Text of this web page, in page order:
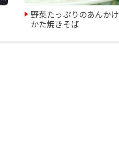
野菜たっぷりのあんかけ
かた焼きそば